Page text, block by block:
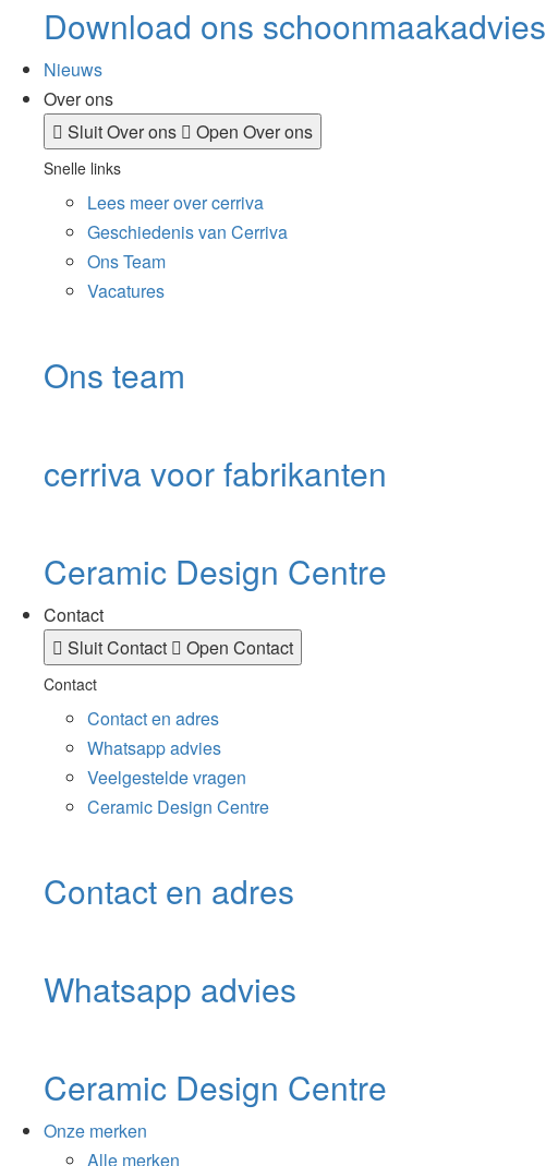
Download ons schoonmaakadvies
Nieuws
Over ons
Sluit Over ons
Open Over ons
Snelle links
Lees meer over cerriva
Geschiedenis van Cerriva
Ons Team
Vacatures
Ons team
cerriva voor fabrikanten
Ceramic Design Centre
Contact
Sluit Contact
Open Contact
Contact
Contact en adres
Whatsapp advies
Veelgestelde vragen
Ceramic Design Centre
Contact en adres
Whatsapp advies
Ceramic Design Centre
Onze merken
Alle merken